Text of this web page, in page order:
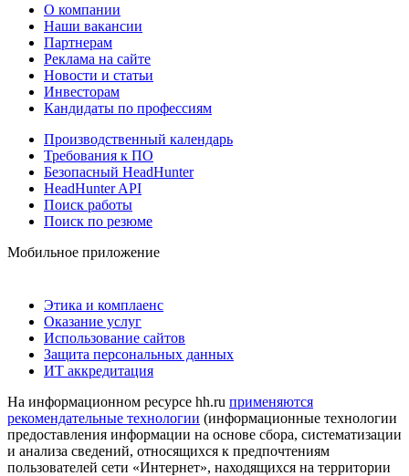
О компании
Наши вакансии
Партнерам
Реклама на сайте
Новости и статьи
Инвесторам
Кандидаты по профессиям
Производственный календарь
Требования к ПО
Безопасный HeadHunter
HeadHunter API
Поиск работы
Поиск по резюме
Мобильное приложение
Этика и комплаенс
Оказание услуг
Использование сайтов
Защита персональных данных
ИТ аккредитация
На информационном ресурсе hh.ru применяются
рекомендательные технологии (информационные технологии
предоставления информации на основе сбора, систематизации
и анализа сведений, относящихся к предпочтениям
пользователей сети «Интернет», находящихся на территории